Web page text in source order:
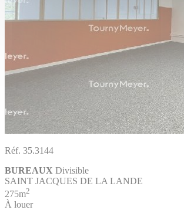
Réf. 35.3144
BUREAUX Divisible
SAINT JACQUES DE LA LANDE
275m2
À louer